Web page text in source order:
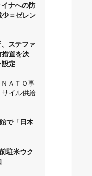
ナへの防
少＝ゼレン
ステファ
措置を決
定
ＡＴＯ事
サイル供給
で「日本
駐米ウク